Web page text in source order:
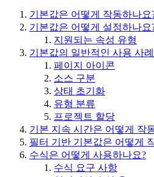
기본값은 어떻게 작동하나요
기본값은 어떻게 설정하나요
지원되는 속성 유형
기본값의 일반적인 사용 사
페이지 아이콘
소스 구분
상태 초기화
유형 분류
프로젝트 할당
기본 지속 시간은 어떻게 작
필터 기반 기본값은 어떻게
수식은 어떻게 사용하나요?
수식 요구 사항